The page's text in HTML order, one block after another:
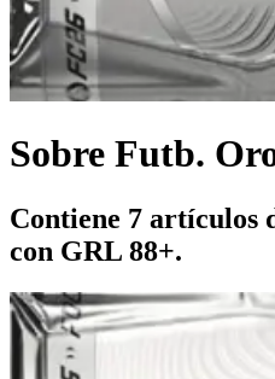
Sobre Futb.
Contiene 7 artículos
con GRL 88+.